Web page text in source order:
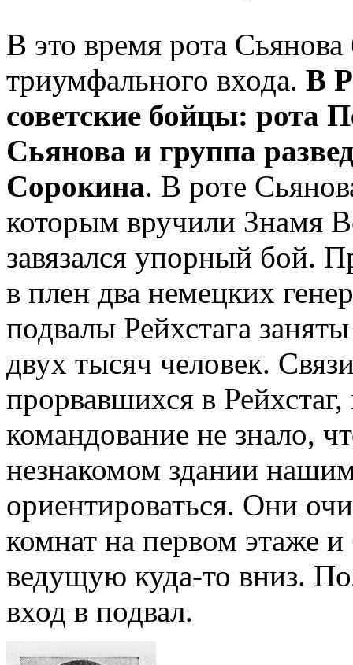
В это время рота Сьянова
триумфального входа. В
советские бойцы: рота
Сьянова и группа
Сорокина. В роте
которым вручили Знамя
завязался упорный бой.
в плен два немецких
подвалы Рейхстага
двух тысяч человек.
прорвавшихся в
командование не знало,
незнакомом здании
ориентироваться. Они
комнат на первом этаже
ведущую куда-то вниз.
вход в подвал.